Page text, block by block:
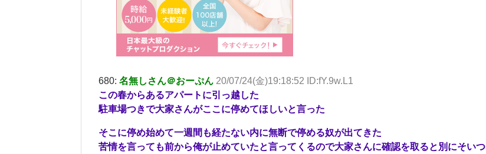
680: 名無しさん＠おーぷん 20/07/24(金)19:18:52 ID:fY.9w.L1
この春からあるアパートに引っ越した
駐車場つきで大家さんがここに停めてほしいと言った
そこに停め始めて一週間も経たない内に無断で停める奴が出てきた
苦情を言っても前から俺が止めていたと言ってくるので大家さんに確認を取ると別にそい